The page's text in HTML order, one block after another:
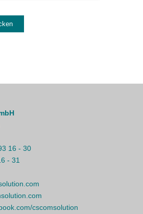
16 - 30
- 31
cscomsolution